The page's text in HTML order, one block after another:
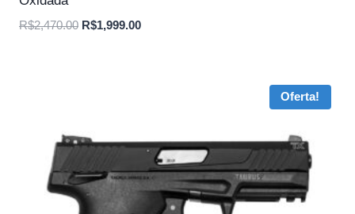
R$2,470.00 O
R$1,999.00O
Oferta!